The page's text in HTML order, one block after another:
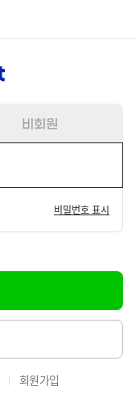
비회원
비밀번호 표시
회원가입